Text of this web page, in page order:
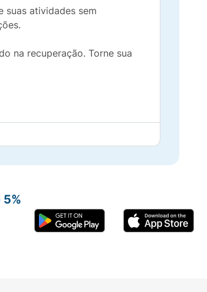
suas atividades sem
na recuperação. Torne sua
5%